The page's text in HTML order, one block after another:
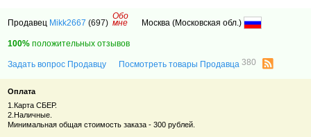
Продавец Mikk2667 (697)
Обо
мне Москва (Московская обл.)
100% положительных отзывов
Задать вопрос Продавцу Посмотреть товары Продавца380
Оплата
1.Карта СБЕР.
2.Наличные.
Минимальная общая стоимость заказа - 300 рублей.